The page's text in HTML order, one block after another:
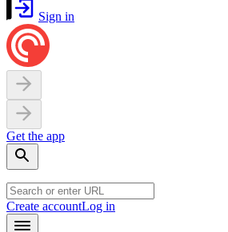
Sign in
Get the app
Create accountLog in